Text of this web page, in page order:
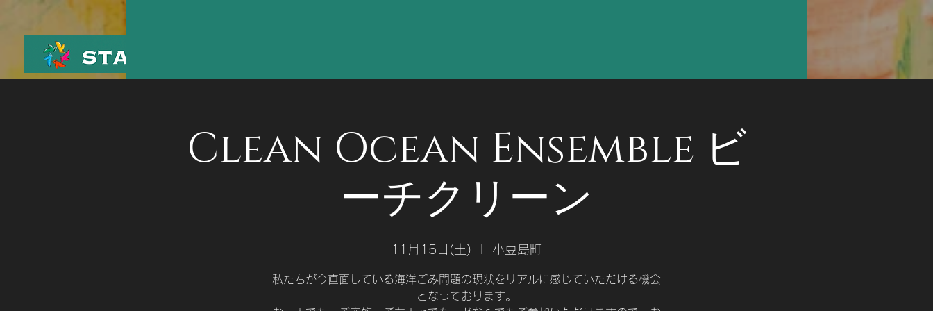
Clean Ocean Ensemble ビ
ーチクリーン
11月15日(土) 小豆島町
私たちが今直面している海洋ごみ問題の現状をリアルに感じていただける機会
となっております。